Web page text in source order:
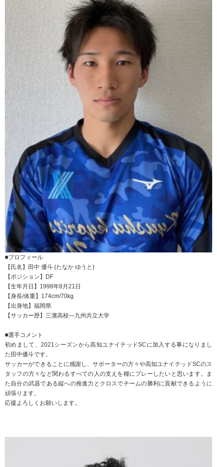
■プロフィール
【氏名】田中 優斗 (たなか ゆうと)
【ポジション】DF
【生年月日】1998年8月21日
【身長/体重】174cm/70kg
【出身地】福岡県
【サッカー歴】三潴高校―九州共立大学
■選手コメント
初めまして、2021シーズンから高知ユナイテッドSCに加入する事になりまし
た田中優斗です。
サッカーができることに感謝し、サポーターの方々や高知ユナイテッドSCのス
タッフの方々など関わるすべての人の支えを糧にプレーしたいと思います。ま
た自分の武器である縦への推進力とクロスでチームの勝利に貢献できるように
頑張ります。
応援よろしくお願いします。